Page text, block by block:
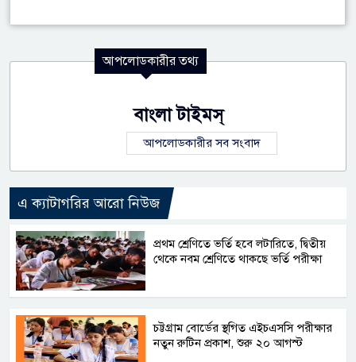
আপলোডকারীর তথ্য
বাংলা টাইমস্
আপলোডকারীর সব সংবাদ
এ ক্যাটাগরির আরো নিউজ
প্রথম শ্রেণিতে ভর্তি হবে লটারিতে, দ্বিতীয়
থেকে নবম শ্রেণিতে থাকছে ভর্তি পরীক্ষা
চট্টগ্রাম বোর্ডের স্থগিত এইচএসসি পরীক্ষার
নতুন রুটিন প্রকাশ, শুরু ২০ আগস্ট